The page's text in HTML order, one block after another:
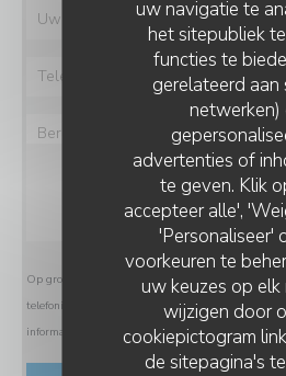
uw navigatie te
het sitepubliek
functies te
gerelateerd aan
netwerken)
advertenties of
te geven. Klik
accepteer alle',
'Personaliseer'
voorkeuren te
uw keuzes op elk
wijzigen door
cookiepictogram
de sitepagina's
Op grond van de privacywetgeving heeft u het
telefonische marketing via het Bel-me-niet
informatie over hoe wij uw gegevens verwerken,